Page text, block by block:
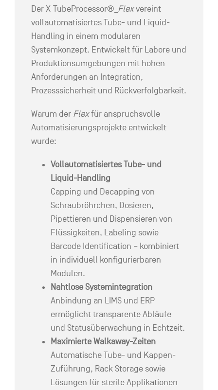
Der X-TubeProcessor®_ Flexvereint
vollautomatisiertes Tube- und Liquid-
Handling in einem modularen
Systemkonzept. Entwickelt für Labore und
Produktionsumgebungen mit hohen
Anforderungen an Integration,
Prozesssicherheit und Rückverfolgbarkeit.
Warum der Flexfür anspruchsvolle
Automatisierungsprojekte entwickelt
wurde:
Vollautomatisiertes Tube- und
Liquid-Handling
Capping und Decapping von
Schraubröhrchen, Dosieren,
Pipettieren und Dispensieren von
Flüssigkeiten, Labeling sowie
Barcode Identification – kombiniert
in individuell konfigurierbaren
Modulen.
Nahtlose Systemintegration
Anbindung an LIMS und ERP
ermöglicht transparente Abläufe
und Statusüberwachung in Echtzeit.
Maximierte Walkaway-Zeiten
Automatische Tube- und Kappen-
Zuführung, Rack Storage sowie
Lösungen für sterile Applikationen